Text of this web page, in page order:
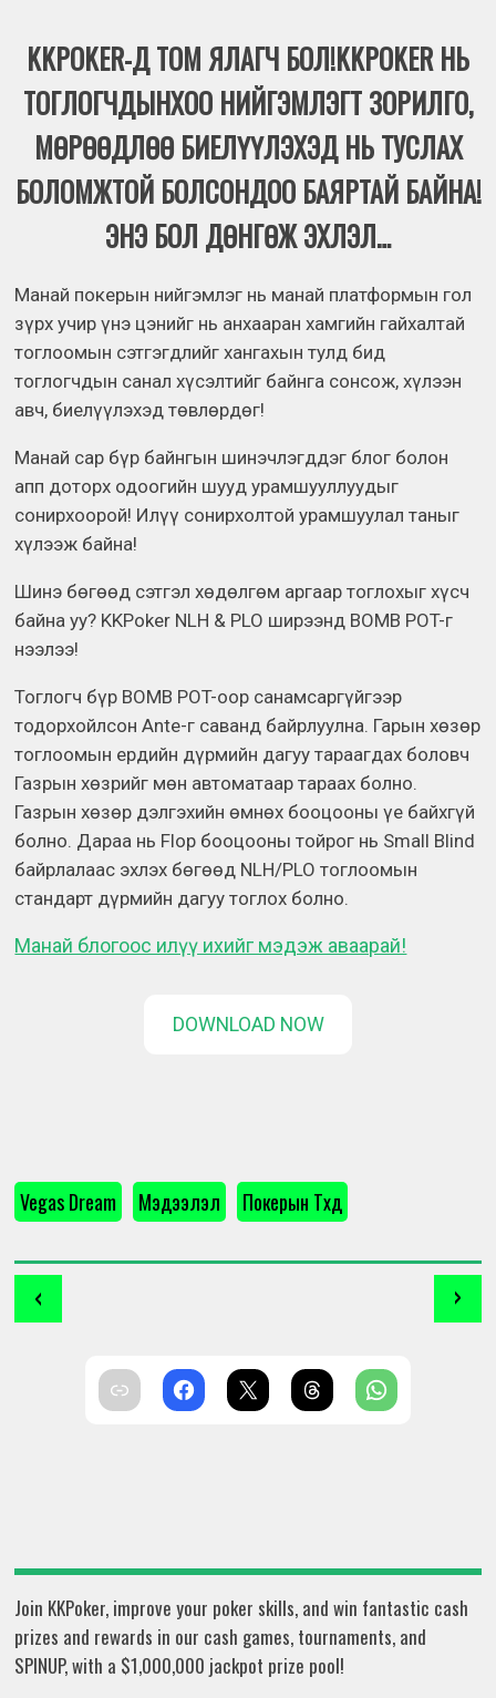
KKPOKER-Д ТОМ ЯЛАГЧ БОЛ!KKPOKER НЬ
ТОГЛОГЧДЫНХОО НИЙГЭМЛЭГТ ЗОРИЛГО,
МӨРӨӨДЛӨӨ БИЕЛҮҮЛЭХЭД НЬ ТУСЛАХ
БОЛОМЖТОЙ БОЛСОНДОО БАЯРТАЙ БАЙНА!
ЭНЭ БОЛ ДӨНГӨЖ ЭХЛЭЛ…
Манай покерын нийгэмлэг нь манай платформын гол
зүрх учир үнэ цэнийг нь анхааран хамгийн гайхалтай
тоглоомын сэтгэгдлийг хангахын тулд бид
тоглогчдын санал хүсэлтийг байнга сонсож, хүлээн
авч, биелүүлэхэд төвлөрдөг!
Манай сар бүр байнгын шинэчлэгддэг блог болон
апп доторх одоогийн шууд урамшууллуудыг
сонирхоорой! Илүү сонирхолтой урамшуулал таныг
хүлээж байна!
Шинэ бөгөөд сэтгэл хөдөлгөм аргаар тоглохыг хүсч
байна уу? KKPoker NLH & PLO ширээнд BOMB POT-г
нээлээ!
Тоглогч бүр BOMB POT-оор санамсаргүйгээр
тодорхойлсон Ante-г саванд байрлуулна. Гарын хөзөр
тоглоомын ердийн дүрмийн дагуу тараагдах боловч
Газрын хөзрийг мөн автоматаар тараах болно.
Газрын хөзөр дэлгэхийн өмнөх бооцооны үе байхгүй
болно. Дараа нь Flop бооцооны тойрог нь Small Blind
байрлалаас эхлэх бөгөөд NLH/PLO тоглоомын
стандарт дүрмийн дагуу тоглох болно.
Манай блогоос илүү ихийг мэдэж аваарай!
DOWNLOAD NOW
Vegas Dream Мэдээлэл Покерын Түүхүүд
‹ ›
Join KKPoker, improve your poker skills, and win fantastic cash
prizes and rewards in our cash games, tournaments, and
SPINUP, with a $1,000,000 jackpot prize pool!